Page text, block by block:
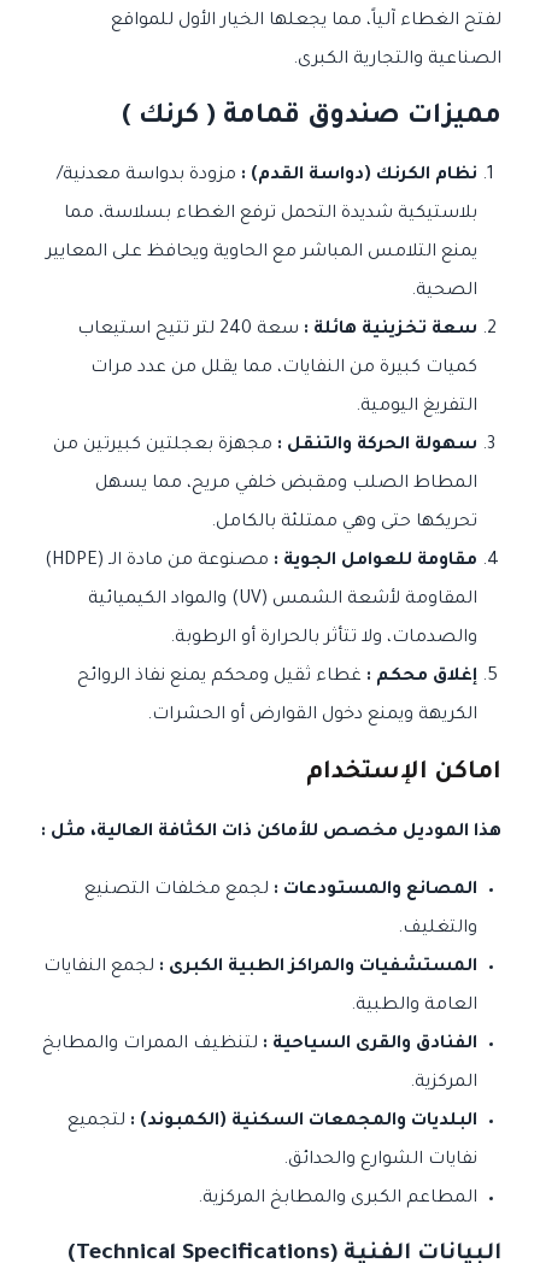
لفتح الغطاء آلياً، مما يجعلها الخيار الأول للمواقع
الصناعية والتجارية الكبرى.
مميزات صندوق قمامة ( كرنك )
نظام الكرنك (دواسة القدم) : مزودة بدواسة معدنية/
بلاستيكية شديدة التحمل ترفع الغطاء بسلاسة، مما
يمنع التلامس المباشر مع الحاوية ويحافظ على المعايير
الصحية.
سعة تخزينية هائلة :
سعة 240 لتر تتيح استيعاب
كميات كبيرة من النفايات، مما يقلل من عدد مرات
التفريغ اليومية.
سهولة الحركة والتنقل : مجهزة بعجلتين كبيرتين من
المطاط الصلب ومقبض خلفي مريح، مما يسهل
تحريكها حتى وهي ممتلئة بالكامل.
مقاومة للعوامل الجوية :
مصنوعة من مادة الـ (HDPE)
المقاومة لأشعة الشمس (UV) والمواد الكيميائية
والصدمات، ولا تتأثر بالحرارة أو الرطوبة.
إغلاق محكم : غطاء ثقيل ومحكم يمنع نفاذ الروائح
الكريهة ويمنع دخول القوارض أو الحشرات.
اماكن الإستخدام
هذا الموديل مخصص للأماكن ذات الكثافة العالية، مثل :
المصانع والمستودعات : لجمع مخلفات التصنيع
والتغليف.
المستشفيات والمراكز الطبية الكبرى : لجمع النفايات
العامة والطبية.
الفنادق والقرى السياحية : لتنظيف الممرات والمطابخ
المركزية.
البلديات والمجمعات السكنية (الكمبوند) : لتجميع
نفايات الشوارع والحدائق.
المطاعم الكبرى والمطابخ المركزية.
البيانات الفنية (Technical Specifications)